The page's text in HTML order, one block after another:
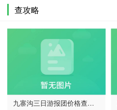
查攻略
九寨沟三日游报团价格查询